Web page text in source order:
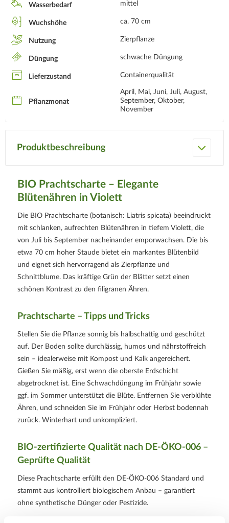
Wasserbedarf mittel
Wuchshöhe ca. 70 cm
Nutzung Zierpflanze
Düngung schwache Düngung
Lieferzustand Containerqualität
Pflanzmonat
April, Mai, Juni, Juli, August,
September, Oktober,
November
Produktbeschreibung
BIO Prachtscharte – Elegante
Blütenähren in Violett
Die BIO Prachtscharte (botanisch: Liatris spicata) beeindruckt
mit schlanken, aufrechten Blütenähren in tiefem Violett, die
von Juli bis September nacheinander emporwachsen. Die bis
etwa 70 cm hoher Staude bietet ein markantes Blütenbild
und eignet sich hervorragend als Zierpflanze und
Schnittblume. Das kräftige Grün der Blätter setzt einen
schönen Kontrast zu den filigranen Ähren.
Prachtscharte – Tipps und Tricks
Stellen Sie die Pflanze sonnig bis halbschattig und geschützt
auf. Der Boden sollte durchlässig, humos und nährstoffreich
sein – idealerweise mit Kompost und Kalk angereichert.
Gießen Sie mäßig, erst wenn die oberste Erdschicht
abgetrocknet ist. Eine Schwachdüngung im Frühjahr sowie
ggf. im Sommer unterstützt die Blüte. Entfernen Sie verblühte
Ähren, und schneiden Sie im Frühjahr oder Herbst bodennah
zurück. Winterhart und unkompliziert.
BIO-zertifizierte Qualität nach DE-ÖKO-006 –
Geprüfte Qualität
Diese Prachtscharte erfüllt den DE-ÖKO-006 Standard und
stammt aus kontrolliert biologischem Anbau – garantiert
ohne synthetische Dünger oder Pestizide.